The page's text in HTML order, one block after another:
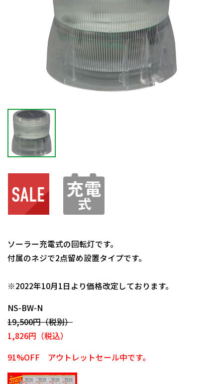
ソーラー充電式の回転灯です。
付属のネジで2点留め設置タイプです。
※2022年10月1日より価格改定しております。
NS-BW-N
19,500円（税別）
1,826円（税込）
91%OFF アウトレットセール中です。